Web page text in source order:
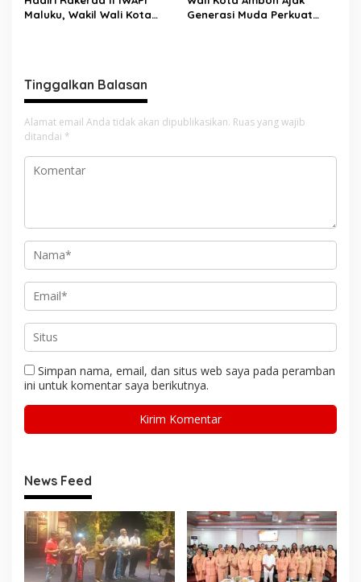
Maluku, Wakil Wali Kota
Generasi Muda Perkuat
Tinggalkan Balasan
Alamat email Anda tidak akan dipublikasikan. Ruas yang wajib
ditandai *
Simpan nama, email, dan situs web saya pada peramban
ini untuk komentar saya berikutnya.
News Feed